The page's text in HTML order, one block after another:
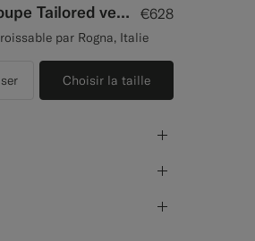
Costume Havana coupe Tailored vert foncé €628
par Rogna, Italie
Choisir la taille